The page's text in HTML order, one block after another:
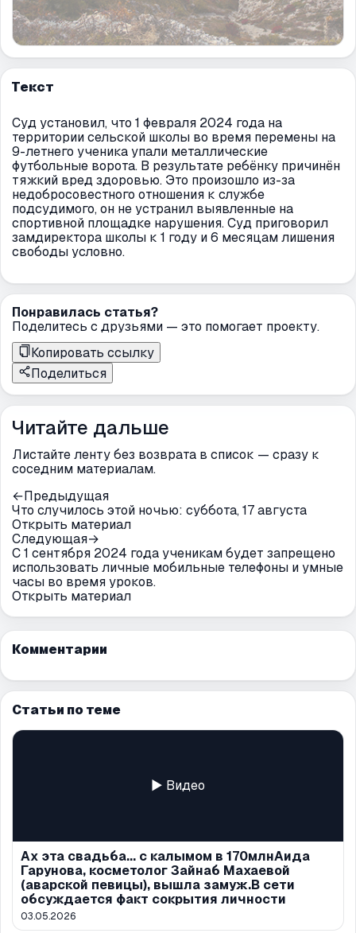
Текст
Суд установил, что 1 февраля 2024 года на
территории сельской школы во время перемены на
9-летнего ученика упали металлические
футбольные ворота. В результате ребёнку причинён
тяжкий вред здоровью. Это произошло из-за
недобросовестного отношения к службе
подсудимого, он не устранил выявленные на
спортивной площадке нарушения. Суд приговорил
замдиректора школы к 1 году и 6 месяцам лишения
свободы условно.
Понравилась статья?
Поделитесь с друзьями — это помогает проекту.
Копировать ссылку
Поделиться
Читайте дальше
Листайте ленту без возврата в список — сразу к
соседним материалам.
←Предыдущая
Что случилось этой ночью: суббота, 17 августа
Открыть материал
Следующая→
С 1 сентября 2024 года ученикам будет запрещено
использовать личные мобильные телефоны и умные
часы во время уроков.
Открыть материал
Комментарии
Статьи по теме
▶ Видео
Ах эта свадьба... с калымом в 170млнАида
Гарунова, косметолог Зайнаб Махаевой
(аварской певицы), вышла замуж.В сети
обсуждается факт сокрытия личности
03.05.2026